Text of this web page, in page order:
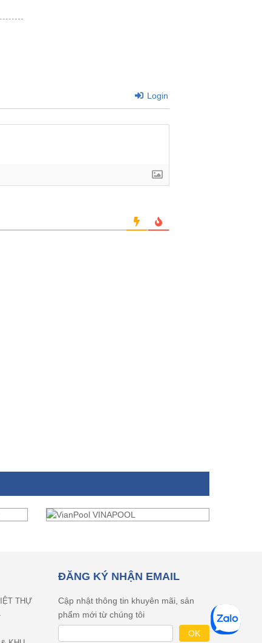
Login
THỰ
ĐĂNG KÝ NHẬN EMAIL
Cập nhật thông tin khuyên mãi, sản
phẩm mới từ chúng tôi